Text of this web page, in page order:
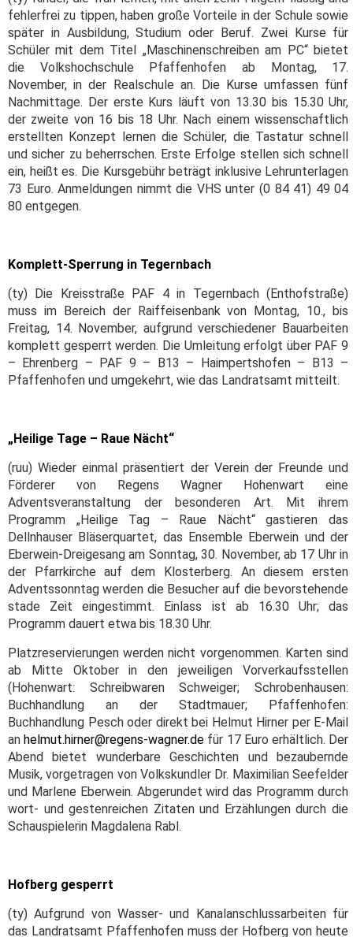
fehlerfrei zu tippen, haben große Vorteile in der Schule sowie
später in Ausbildung, Studium oder Beruf. Zwei Kurse für
Schüler mit dem Titel „Maschinenschreiben am PC“ bietet
die Volkshochschule Pfaffenhofen ab Montag, 17.
November, in der Realschule an. Die Kurse umfassen fünf
Nachmittage. Der erste Kurs läuft von 13.30 bis 15.30 Uhr,
der zweite von 16 bis 18 Uhr. Nach einem wissenschaftlich
erstellten Konzept lernen die Schüler, die Tastatur schnell
und sicher zu beherrschen. Erste Erfolge stellen sich schnell
ein, heißt es. Die Kursgebühr beträgt inklusive Lehrunterlagen
73 Euro. Anmeldungen nimmt die VHS unter (0 84 41) 49 04
80 entgegen.
Komplett-Sperrung in Tegernbach
(ty) Die Kreisstraße PAF 4 in Tegernbach (Enthofstraße)
muss im Bereich der Raiffeisenbank von Montag, 10., bis
Freitag, 14. November, aufgrund verschiedener Bauarbeiten
komplett gesperrt werden. Die Umleitung erfolgt über PAF 9
– Ehrenberg – PAF 9 – B13 – Haimpertshofen – B13 –
Pfaffenhofen und umgekehrt, wie das Landratsamt mitteilt.
„Heilige Tage – Raue Nächt“
(ruu) Wieder einmal präsentiert der Verein der Freunde und
Förderer von Regens Wagner Hohenwart eine
Adventsveranstaltung der besonderen Art. Mit ihrem
Programm „Heilige Tag – Raue Nächt“ gastieren das
Dellnhauser Bläserquartet, das Ensemble Eberwein und der
Eberwein-Dreigesang am Sonntag, 30. November, ab 17 Uhr in
der Pfarrkirche auf dem Klosterberg. An diesem ersten
Adventssonntag werden die Besucher auf die bevorstehende
stade Zeit eingestimmt. Einlass ist ab 16.30 Uhr; das
Programm dauert etwa bis 18.30 Uhr.
Platzreservierungen werden nicht vorgenommen. Karten sind
ab Mitte Oktober in den jeweiligen Vorverkaufsstellen
(Hohenwart: Schreibwaren Schweiger; Schrobenhausen:
Buchhandlung an der Stadtmauer; Pfaffenhofen:
Buchhandlung Pesch oder direkt bei Helmut Hirner per E-Mail
anhelmut.hirner@regens-wagner.de für 17 Euro erhältlich. Der
Abend bietet wunderbare Geschichten und bezaubernde
Musik, vorgetragen von Volkskundler Dr. Maximilian Seefelder
und Marlene Eberwein. Abgerundet wird das Programm durch
wort- und gestenreichen Zitaten und Erzählungen durch die
Schauspielerin Magdalena Rabl.
Hofberg gesperrt
(ty) Aufgrund von Wasser- und Kanalanschlussarbeiten für
das Landratsamt Pfaffenhofen muss der Hofberg von heute